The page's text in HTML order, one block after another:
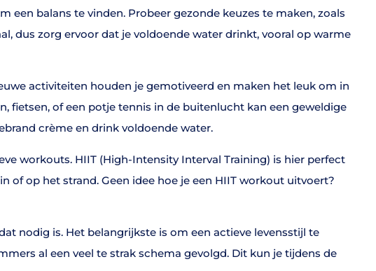
balans te vinden. Probeer gezonde keuzes te maken, zoals
dus zorg ervoor dat je voldoende water drinkt, vooral op warme
activiteiten houden je gemotiveerd en maken het leuk om in
fietsen, of een potje tennis in de buitenlucht kan een geweldige
crème en drink voldoende water.
workouts. HIIT (High-Intensity Interval Training) is hier perfect
of op het strand. Geen idee hoe je een HIIT workout uitvoert?
nodig is. Het belangrijkste is om een actieve levensstijl te
al een veel te strak schema gevolgd. Dit kun je tijdens de